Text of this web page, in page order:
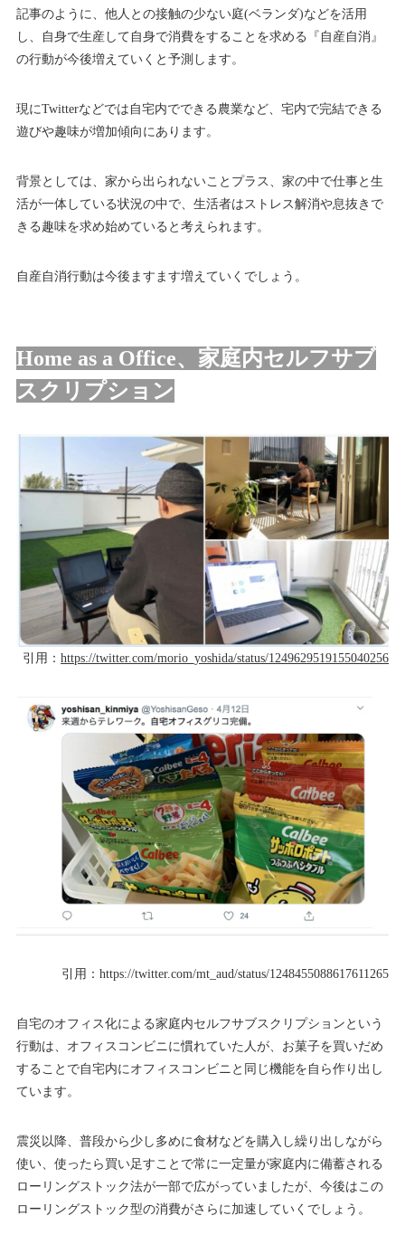
記事のように、他人との接触の少ない庭(ベランダ)などを活用
し、自身で生産して自身で消費をすることを求める『自産自消』
の行動が今後増えていくと予測します。
現にTwitterなどでは自宅内でできる農業など、宅内で完結できる
遊びや趣味が増加傾向にあります。
背景としては、家から出られないことプラス、家の中で仕事と生
活が一体している状況の中で、生活者はストレス解消や息抜きで
きる趣味を求め始めていると考えられます。
自産自消行動は今後ますます増えていくでしょう。
Home as a Office、家庭内セルフサブ
スクリプション
引用：https://twitter.com/morio_yoshida/status/1249629519155040256
引用：https://twitter.com/mt_aud/status/1248455088617611265
自宅のオフィス化による家庭内セルフサブスクリプションという
行動は、オフィスコンビニに慣れていた人が、お菓子を買いだめ
することで自宅内にオフィスコンビニと同じ機能を自ら作り出し
ています。
震災以降、普段から少し多めに食材などを購入し繰り出しながら
使い、使ったら買い足すことで常に一定量が家庭内に備蓄される
ローリングストック法が一部で広がっていましたが、今後はこの
ローリングストック型の消費がさらに加速していくでしょう。